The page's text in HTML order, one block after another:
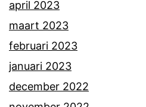
april 2023
maart 2023
februari 2023
januari 2023
december 2022